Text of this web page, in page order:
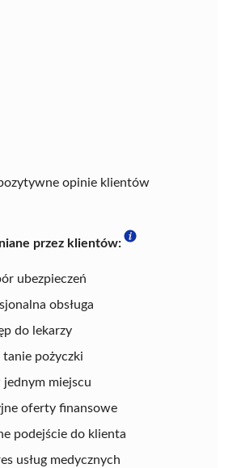
opinie klientów
przez klientów:
ubezpieczeń
obsługa
do lekarzy
pożyczki
miejscu
oferty finansowe
podejście do klienta
usług medycznych